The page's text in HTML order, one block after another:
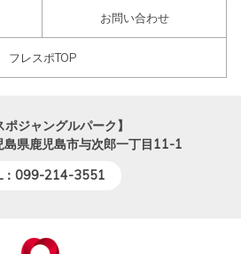
お問い合わせ
フレスポTOP
ポジャングルパーク】
島県鹿児島市与次郎一丁目11-1
：099-214-3551